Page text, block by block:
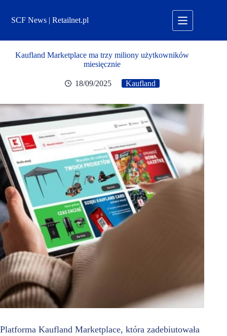
treściSCF News | Retailnet.pl
Kaufland Marketplace ma trzy miliony użytkowników
miesięcznie
18/09/2025 Kaufland
Platforma Kaufland Marketplace, która zadebiutowała